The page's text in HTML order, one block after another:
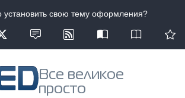
установить свою тему оформления?
Все великое
просто